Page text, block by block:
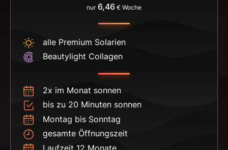
nur 6,46 € Woche
alle Premium Solarien
Beautylight Collagen
2x im Monat sonnen
bis zu 20 Minuten sonnen
Montag bis Sonntag
gesamte Öffnungszeit
Laufzeit 12 Monate